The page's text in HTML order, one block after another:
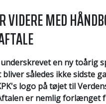
VIDERE MED
en ny toårig
bliver således ikke sidste
logo på tøjet til
er nemlig forlænget